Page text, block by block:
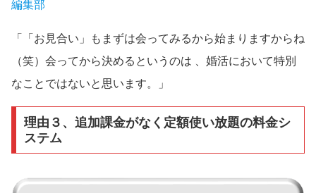
編集部
「「お見合い」もまずは会ってみるから始まりますからね
（笑）会ってから決めるというのは 、婚活において特別
なことではないと思います。」
理由３、追加課金がなく定額使い放題の料金シ
ステム